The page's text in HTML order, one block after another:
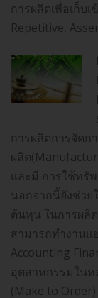
การผลิตเพื่อเก็บ
Repetitive,
การผลิตการจัดก
ผลิต
และมี การใช้ทรั
นอกจากนี้ยังช่ว
ต้นทุน ในการผลิ
สามารถทำงานแ
Accounting
อุตสาหกรรมในห
(Make to